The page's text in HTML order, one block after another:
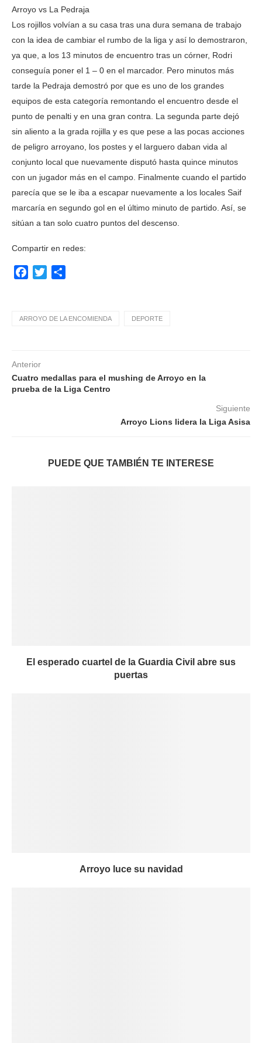
Arroyo vs La Pedraja
Los rojillos volvían a su casa tras una dura semana de trabajo
con la idea de cambiar el rumbo de la liga y así lo demostraron,
ya que, a los 13 minutos de encuentro tras un córner, Rodri
conseguía poner el 1 – 0 en el marcador. Pero minutos más
tarde la Pedraja demostró por que es uno de los grandes
equipos de esta categoría remontando el encuentro desde el
punto de penalti y en una gran contra. La segunda parte dejó
sin aliento a la grada rojilla y es que pese a las pocas acciones
de peligro arroyano, los postes y el larguero daban vida al
conjunto local que nuevamente disputó hasta quince minutos
con un jugador más en el campo. Finalmente cuando el partido
parecía que se le iba a escapar nuevamente a los locales Saif
marcaría en segundo gol en el último minuto de partido. Así, se
sitúan a tan solo cuatro puntos del descenso.
Compartir en redes:
Facebook
Twitter
ARROYO DE LA ENCOMIENDA DEPORTE
Anterior
Cuatro medallas para el mushing de Arroyo en la
prueba de la Liga Centro
Siguiente
Arroyo Lions lidera la Liga Asisa
PUEDE QUE TAMBIÉN TE INTERESE
El esperado cuartel de la Guardia Civil abre sus
puertas
Arroyo luce su navidad